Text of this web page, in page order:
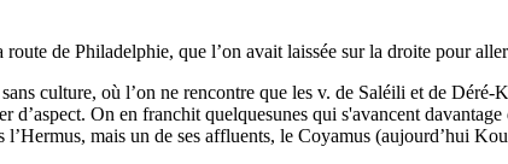
de Philadelphie, que l’on avait laissée sur la droite pour
culture, où l’on ne rencontre que les v. de Saléili et de
d’aspect. On en franchit quelquesunes qui s'avancent
l’Hermus, mais un de ses affluents, le Coyamus (aujourd’hui